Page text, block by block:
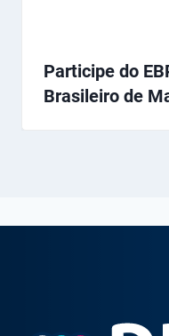
Participe do
Brasileiro de